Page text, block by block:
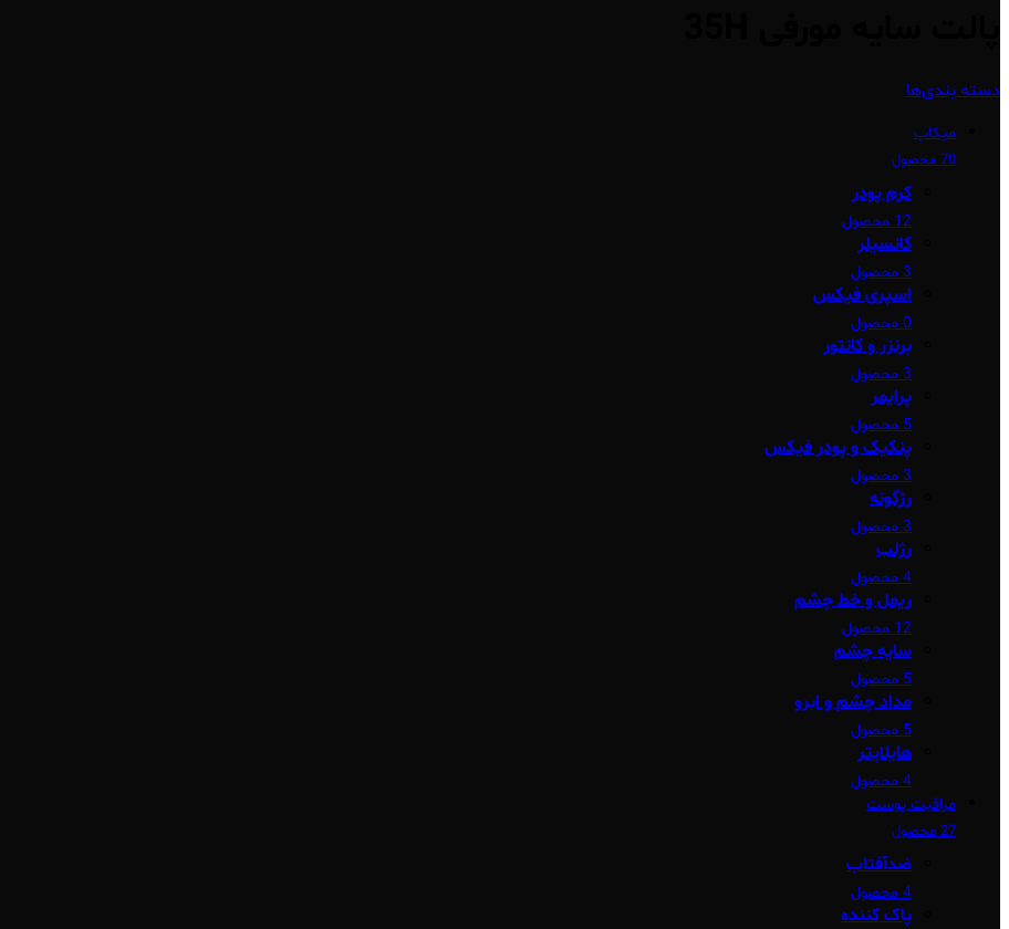
دسته بندی‌ها
میکاپ
70 محصول
کرم پودر
12 محصول
کانسیلر
3 محصول
اسپری فیکس
0 محصول
برنزر و کانتور
3 محصول
پرایمر
5 محصول
پنکیک و پودر فیکس
3 محصول
رژگونه
3 محصول
رژلب
4 محصول
ریمل و خط چشم
12 محصول
سایه چشم
5 محصول
مداد چشم و ابرو
5 محصول
هایلایتر
4 محصول
مراقبت پوست
27 محصول
ضدآفتاب
4 محصول
پاک کننده